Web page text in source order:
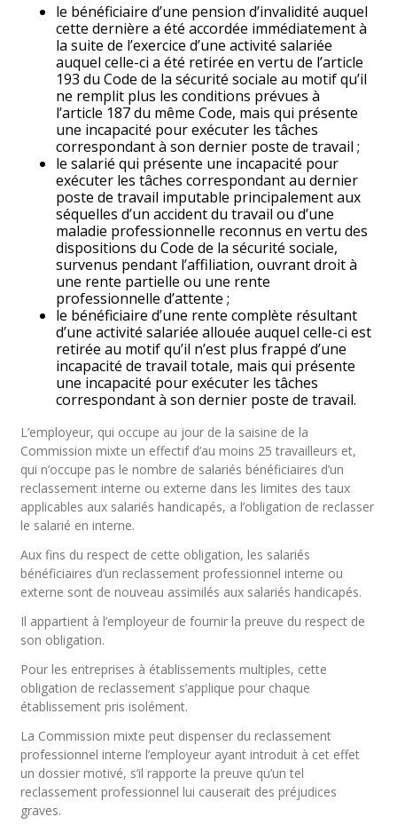
le bénéficiaire d’une pension d’invalidité auquel
cette dernière a été accordée immédiatement à
la suite de l’exercice d’une activité salariée
auquel celle-ci a été retirée en vertu de l’article
193 du Code de la sécurité sociale au motif qu’il
ne remplit plus les conditions prévues à
l’article 187 du même Code, mais qui présente
une incapacité pour exécuter les tâches
correspondant à son dernier poste de travail ;
le salarié qui présente une incapacité pour
exécuter les tâches correspondant au dernier
poste de travail imputable principalement aux
séquelles d’un accident du travail ou d’une
maladie professionnelle reconnus en vertu des
dispositions du Code de la sécurité sociale,
survenus pendant l’affiliation, ouvrant droit à
une rente partielle ou une rente
professionnelle d’attente ;
le bénéficiaire d’une rente complète résultant
d’une activité salariée allouée auquel celle-ci est
retirée au motif qu’il n’est plus frappé d’une
incapacité de travail totale, mais qui présente
une incapacité pour exécuter les tâches
correspondant à son dernier poste de travail.
L’employeur, qui occupe au jour de la saisine de la
Commission mixte un effectif d’au moins 25 travailleurs et,
qui n’occupe pas le nombre de salariés bénéficiaires d’un
reclassement interne ou externe dans les limites des taux
applicables aux salariés handicapés, a l’obligation de reclasser
le salarié en interne.
Aux fins du respect de cette obligation, les salariés
bénéficiaires d’un reclassement professionnel interne ou
externe sont de nouveau assimilés aux salariés handicapés.
Il appartient à l’employeur de fournir la preuve du respect de
son obligation.
Pour les entreprises à établissements multiples, cette
obligation de reclassement s’applique pour chaque
établissement pris isolément.
La Commission mixte peut dispenser du reclassement
professionnel interne l’employeur ayant introduit à cet effet
un dossier motivé, s’il rapporte la preuve qu’un tel
reclassement professionnel lui causerait des préjudices
graves.